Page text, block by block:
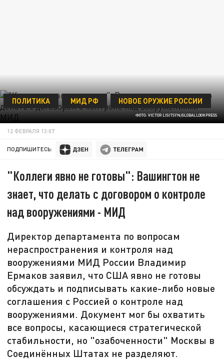
ФОТО: VICTOR LISITSYN/GLOBALLOOKPRESS
ПОЛИТИКА МИД РФ НОВОЕ ОРУЖИЕ РОССИИ
12 ФЕВРАЛЯ 13:07
ПОДПИШИТЕСЬ:
"Коллеги явно не готовы": Вашингтон не
знает, что делать с договором о контроле
над вооружениями - МИД
Директор департамента по вопросам
нераспространения и контроля над
вооружениями МИД России Владимир
Ермаков заявил, что США явно не готовы
обсуждать и подписывать какие-либо новые
соглашения с Россией о контроле над
вооружениями. Документ мог бы охватить
все вопросы, касающиеся стратегической
стабильности, но "озабоченности" Москвы в
Соединённых Штатах не разделяют.